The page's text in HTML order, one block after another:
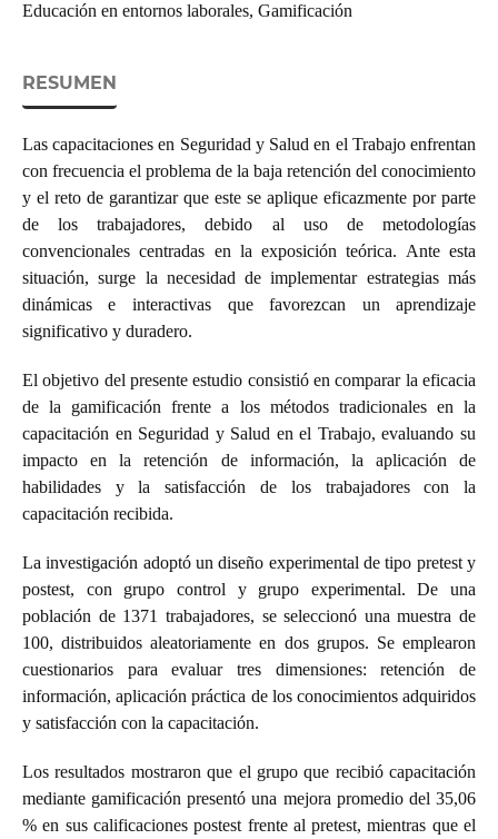
Educación en entornos laborales, Gamificación
RESUMEN
Las capacitaciones en Seguridad y Salud en el Trabajo enfrentan
con frecuencia el problema de la baja retención del conocimiento
y el reto de garantizar que este se aplique eficazmente por parte
de los trabajadores, debido al uso de metodologías
convencionales centradas en la exposición teórica. Ante esta
situación, surge la necesidad de implementar estrategias más
dinámicas e interactivas que favorezcan un aprendizaje
significativo y duradero.
El objetivo del presente estudio consistió en comparar la eficacia
de la gamificación frente a los métodos tradicionales en la
capacitación en Seguridad y Salud en el Trabajo, evaluando su
impacto en la retención de información, la aplicación de
habilidades y la satisfacción de los trabajadores con la
capacitación recibida.
La investigación adoptó un diseño experimental de tipo pretest y
postest, con grupo control y grupo experimental. De una
población de 1371 trabajadores, se seleccionó una muestra de
100, distribuidos aleatoriamente en dos grupos. Se emplearon
cuestionarios para evaluar tres dimensiones: retención de
información, aplicación práctica de los conocimientos adquiridos
y satisfacción con la capacitación.
Los resultados mostraron que el grupo que recibió capacitación
mediante gamificación presentó una mejora promedio del 35,06
% en sus calificaciones postest frente al pretest, mientras que el